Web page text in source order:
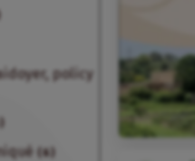
policy
(6)